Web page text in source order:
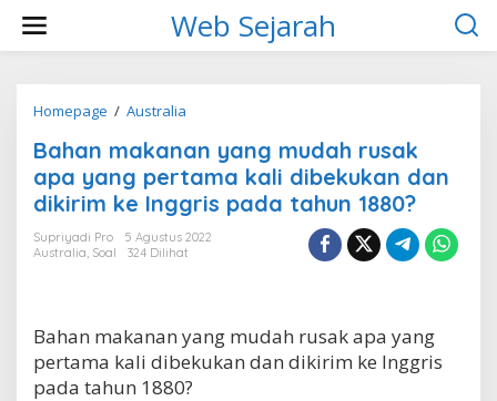
w
Web Sejarah
Homepage / Australia
h
a
n
m
a
k
n
y
a
n
Bahan makanan yang mudah rusak
apa yang pertama kali dibekukan dan
dikirim ke Inggris pada tahun 1880?
Supriyadi Pro
5 Agustus 2022
Australia, Soal 324 Dilihat
Bahan makanan yang mudah rusak apa yang
pertama kali dibekukan dan dikirim ke Inggris
pada tahun 1880?